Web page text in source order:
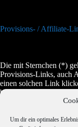
Um dir ein optimales
Provisions- / Affiliate-
Die mit Sternchen (*)
Provisions-Links, auch
einen solchen Link
bekommen wir vom
eine
etwas günstiger.